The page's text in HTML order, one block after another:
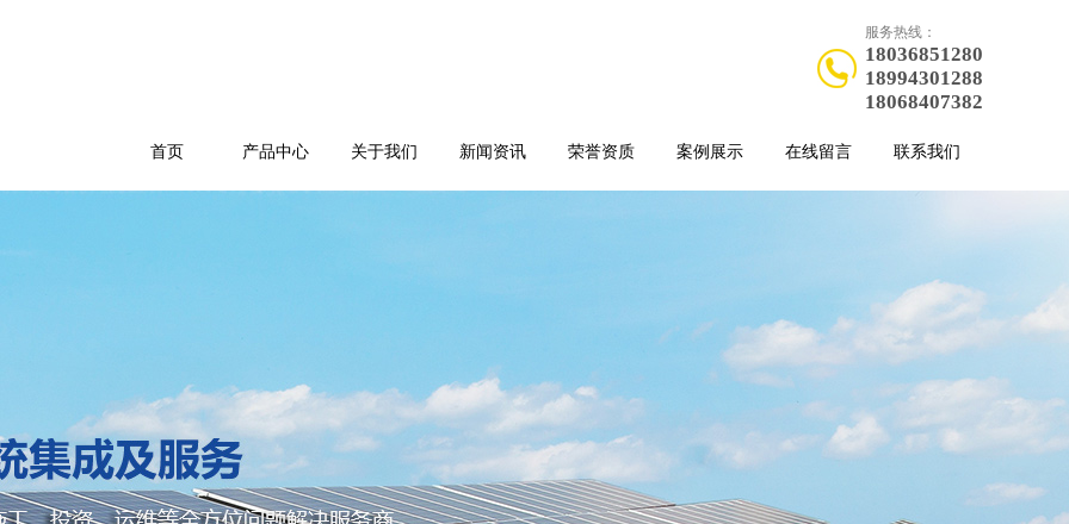
服务热线：
18036851280
18994301288
18068407382
首页 产品中心 关于我们 新闻资讯 荣誉资质 案例展示 在线留言 联系我们